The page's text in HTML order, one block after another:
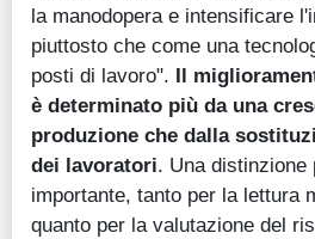
la manodopera e intensificare
piuttosto che come una
posti di lavoro". Il
è determinato più da una
produzione che dalla
dei lavoratori. Una distinzione
importante, tanto per la lettura
quanto per la valutazione del